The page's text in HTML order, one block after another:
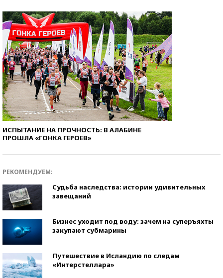
ИСПЫТАНИЕ НА ПРОЧНОСТЬ: В АЛАБИНЕ
ПРОШЛА «ГОНКА ГЕРОЕВ»
РЕКОМЕНДУЕМ:
Судьба наследства: истории удивительных
завещаний
Бизнес уходит под воду: зачем на суперъяхты
закупают субмарины
Путешествие в Исландию по следам
«Интерстеллара»